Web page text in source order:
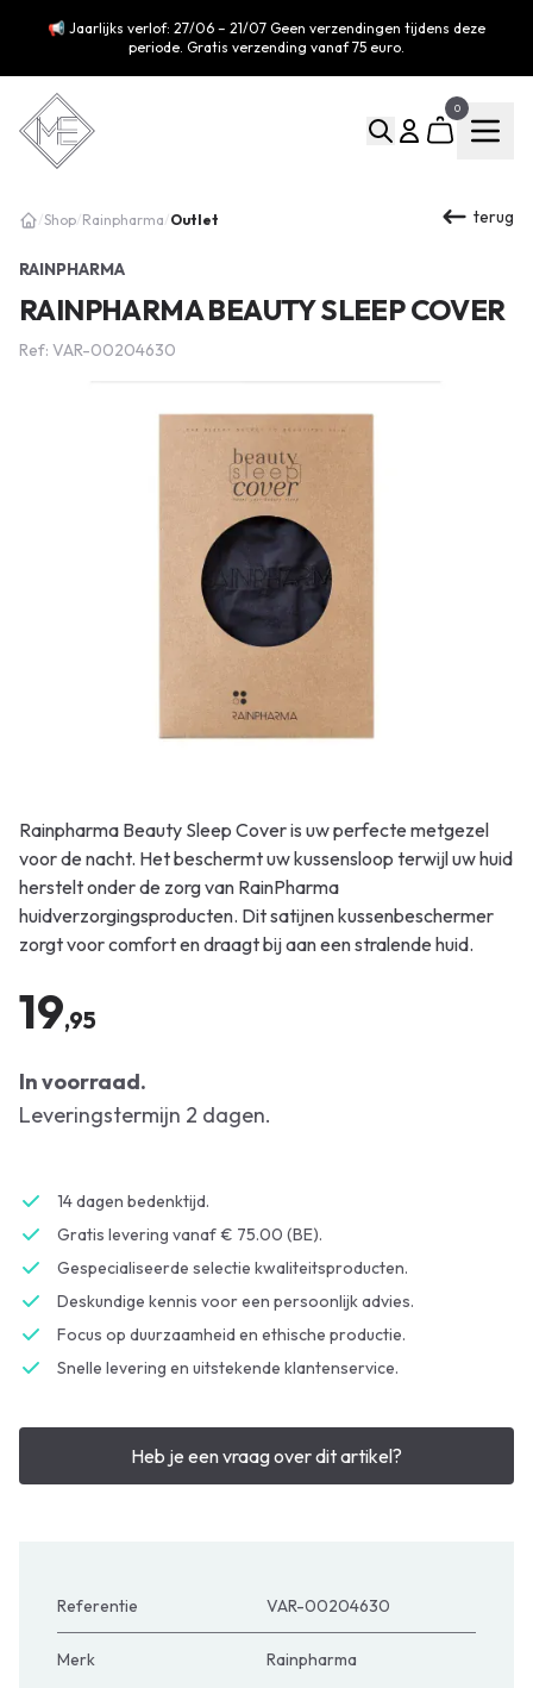
📢 Jaarlijks verlof: 27/06 – 21/07 Geen verzendingen tijdens deze
periode. Gratis verzending vanaf 75 euro.
0
/Shop/ Rainpharma/ Outlet terug
RAINPHARMA
RAINPHARMA BEAUTY SLEEP COVER
Ref: VAR-00204630
Rainpharma Beauty Sleep Cover is uw perfecte metgezel
voor de nacht. Het beschermt uw kussensloop terwijl uw huid
herstelt onder de zorg van RainPharma
huidverzorgingsproducten. Dit satijnen kussenbeschermer
zorgt voor comfort en draagt bij aan een stralende huid.
19,95
In voorraad.
Leveringstermijn 2 dagen.
14 dagen bedenktijd.
Gratis levering vanaf € 75.00 (BE).
Gespecialiseerde selectie kwaliteitsproducten.
Deskundige kennis voor een persoonlijk advies.
Focus op duurzaamheid en ethische productie.
Snelle levering en uitstekende klantenservice.
Heb je een vraag over dit artikel?
Referentie VAR-00204630
Merk Rainpharma